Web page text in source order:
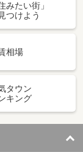
みたい街」
つけよう
相場
タウン
キング